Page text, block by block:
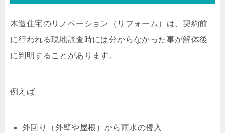
木造住宅のリノベーション（リフォーム）は、契約前
に行われる現地調査時には分からなかった事が解体後
に判明することがあります。
例えば
外回り（外壁や屋根）から雨水の侵入